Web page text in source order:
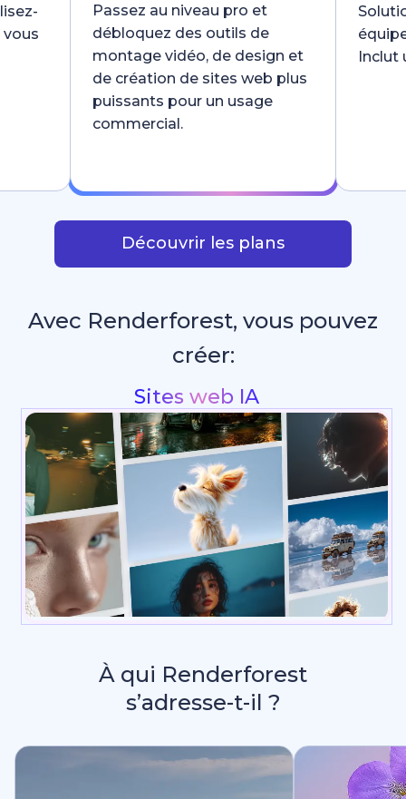
Passez au niveau pro et
débloquez des outils de
montage vidéo, de design et
de création de sites web plus
puissants pour un usage
commercial.
Inclut
Découvrir les plans
Avec Renderforest, vous pouvez
créer:
Intros & animations de logo
À qui Renderforest
s’adresse-t-il ?